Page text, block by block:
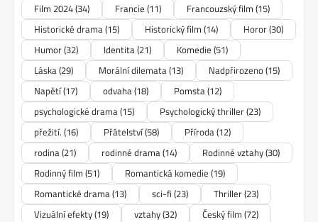
Film 2024(34) Francie (11) Francouzský film (15)
Historické drama(15) Historický film (14) Horor(30)
Humor(32) Identita(21) Komedie (51)
Láska(29) Morální dilemata(13) Nadpřirozeno(15)
Napětí(17) odvaha(18) Pomsta(12)
psychologické drama(15) Psychologický thriller(23)
přežití. (16) Přátelství(58) Příroda(12)
rodina(21) rodinné drama(14) Rodinné vztahy(30)
Rodinný film (51) Romantická komedie (19)
Romantické drama(13) sci-fi (23) Thriller(23)
Vizuální efekty(19) vztahy(32) Český film (72)